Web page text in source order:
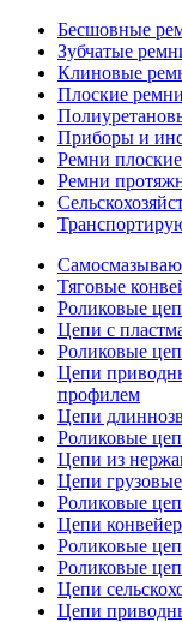
Бесшовные
Зубчатые
Клиновые
Плоские ремни
Приборы и
Ремни
Ремни
Тяговые
Роликовые
Цепи с
Роликовые
Цепи
профилем
Цепи
Роликовые
Цепи из
Цепи грузовые
Роликовые
Цепи
Роликовые
Роликовые
Цепи
Цепи